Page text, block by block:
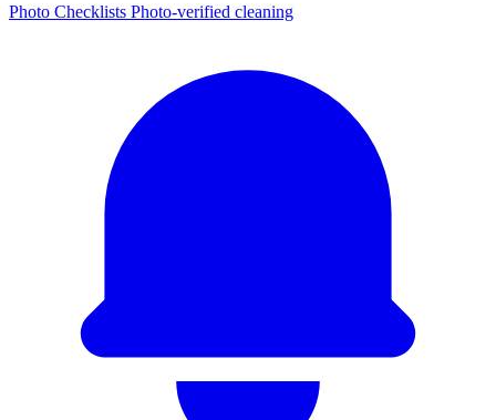
Photo Checklists Photo-verified cleaning